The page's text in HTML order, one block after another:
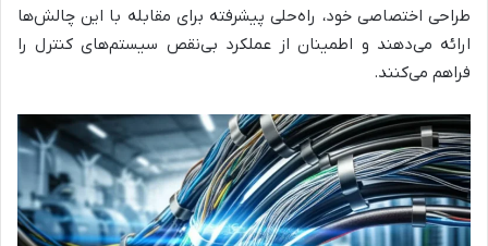
طراحی اختصاصی خود، راه‌حلی پیشرفته برای مقابله با این چالش‌ها
ارائه می‌دهند و اطمینان از عملکرد بی‌نقص سیستم‌های کنترل را
فراهم می‌کنند.